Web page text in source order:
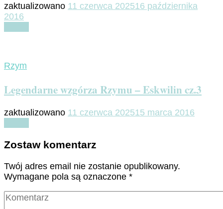
zaktualizowano 11 czerwca 202516 października
2016
Rzym
Legendarne wzgórza Rzymu – Eskwilin cz.3
zaktualizowano 11 czerwca 202515 marca 2016
Zostaw komentarz
Twój adres email nie zostanie opublikowany.
Wymagane pola są oznaczone *